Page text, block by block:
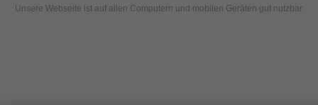
Unsere Webseite ist auf allen Computern und mobilen Geräten gut nutzbar.